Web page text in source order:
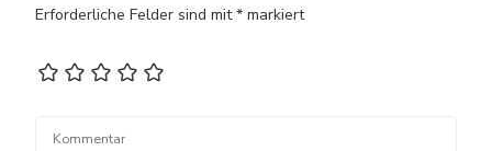
Erforderliche Felder sind mit* markiert